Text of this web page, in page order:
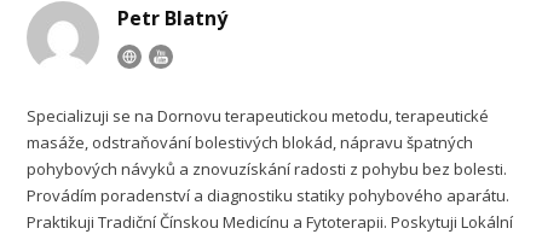
Petr Blatný
Specializuji se na Dornovu terapeutickou metodu, terapeutické
masáže, odstraňování bolestivých blokád, nápravu špatných
pohybových návyků a znovuzískání radosti z pohybu bez bolesti.
Provádím poradenství a diagnostiku statiky pohybového aparátu.
Praktikuji Tradiční Čínskou Medicínu a Fytoterapii. Poskytuji Lokální